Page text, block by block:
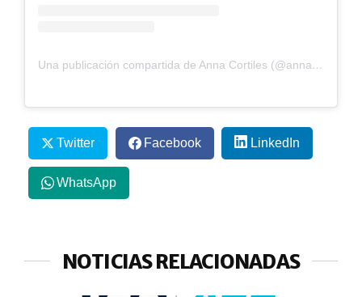
Una publicación compartida de Anna Cortiles (@annacortiles)
Twitter Facebook LinkedIn
WhatsApp
NOTICIAS RELACIONADAS